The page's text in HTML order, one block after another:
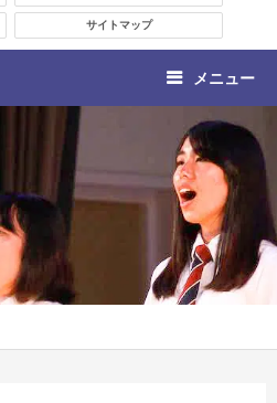
サイトマップ
メニュー